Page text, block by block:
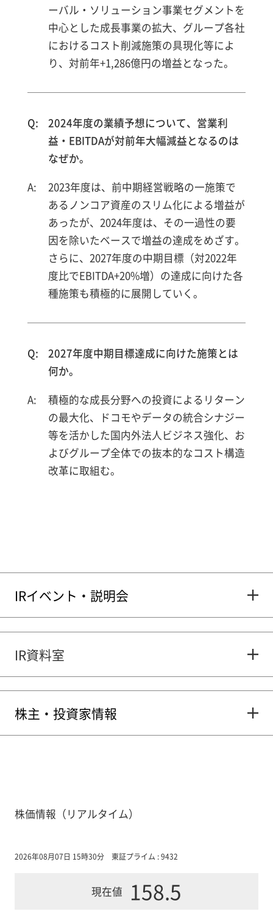
ーバル・ソリューション事業セグメントを
中心とした成長事業の拡大、グループ各社
におけるコスト削減施策の具現化等によ
り、対前年+1,286億円の増益となった。
2024年度の業績予想について、営業利
益・EBITDAが対前年大幅減益となるのは
なぜか。
2023年度は、前中期経営戦略の一施策で
あるノンコア資産のスリム化による増益が
あったが、2024年度は、その一過性の要
因を除いたベースで増益の達成をめざす。
さらに、2027年度の中期目標（対2022年
度比でEBITDA+20%増）の達成に向けた各
種施策も積極的に展開していく。
2027年度中期目標達成に向けた施策とは
何か。
積極的な成長分野への投資によるリターン
の最大化、ドコモやデータの統合シナジー
等を活かした国内外法人ビジネス強化、お
よびグループ全体での抜本的なコスト構造
改革に取組む。
IRイベント・説明会
IR資料室
株主・投資家情報
株価情報（リアルタイム）
2026年08月07日 15時30分 東証プライム : 9432
現在値 158.5